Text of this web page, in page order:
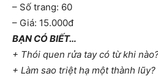
– Số trang: 60
– Giá: 15.000đ
BẠN CÓ BIẾT…
+ Thói quen rửa tay có từ khi
+ Làm sao triệt hạ một thành lũy?